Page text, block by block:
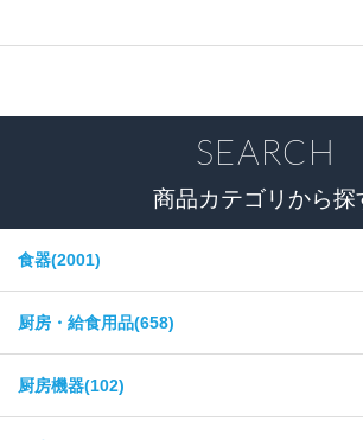
SEARCH
商品カテゴリから探
食器(2001)
厨房・給食用品(658)
厨房機器(102)